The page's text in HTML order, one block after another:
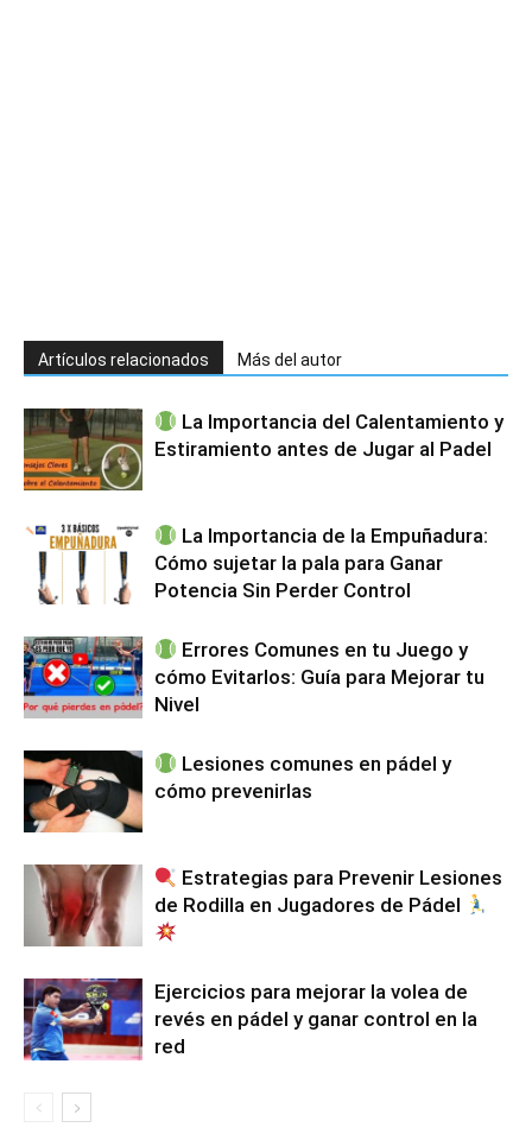
Artículos relacionados Más del autor
La Importancia del Calentamiento y
Estiramiento antes de Jugar al Padel
La Importancia de la Empuñadura:
Cómo sujetar la pala para Ganar
Potencia Sin Perder Control
Errores Comunes en tu Juego y
cómo Evitarlos: Guía para Mejorar tu
Nivel
Lesiones comunes en pádel y
cómo prevenirlas
Estrategias para Prevenir Lesiones
de Rodilla en Jugadores de Pádel
Ejercicios para mejorar la volea de
revés en pádel y ganar control en la
red